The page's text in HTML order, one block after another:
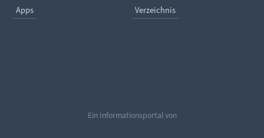
Apps
Verzeichnis
Ein Informationsportal von